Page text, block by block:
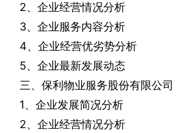
2、企业经营情况分析
3、企业服务内容分析
4、企业经营优劣势分析
5、企业最新发展动态
三、保利物业服务股份有限公司
1、企业发展简况分析
2、企业经营情况分析